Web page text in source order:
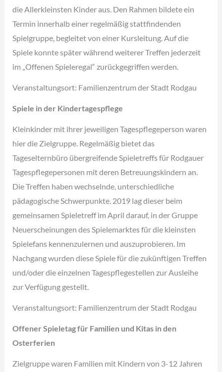
die Allerkleinsten Kinder aus. Den Rahmen bildete ein
Termin innerhalb einer regelmäßig stattfindenden
Spielgruppe, begleitet von einer Kursleitung. Auf die
Spiele konnte später während weiterer Treffen jederzeit
im „Offenen Spieleregal“ zurückgegriffen werden.
Veranstaltungsort: Familienzentrum der Stadt Rodgau
Spiele in der Kindertagespflege
Kleinkinder mit ihrer jeweiligen Tagespflegeperson waren
hier die Zielgruppe. Regelmäßig bietet das
Tageselternbüro übergreifende Spieletreffs für Rodgauer
Tagespflegepersonen mit deren Betreuungskindern an.
Die Treffen haben wechselnde, unterschiedliche
pädagogische Schwerpunkte. 2019 lag dieser beim
gemeinsamen Spieletreff im April darauf, in der Gruppe
Neuerscheinungen des Spielemarktes für die kleinsten
Spielefans kennenzulernen und auszuprobieren. Im
Nachgang wurden diese Spiele für die zukünftigen Treffen
und/oder die einzelnen Tagespflegestellen zur Ausleihe
zur Verfügung gestellt.
Veranstaltungsort: Familienzentrum der Stadt Rodgau
Offener Spieletag für Familien und Kitas in den
Osterferien
Zielgruppe waren Familien mit Kindern von 3-12 Jahren